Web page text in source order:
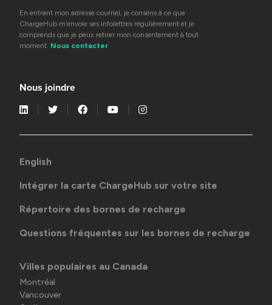
En entrant mon adresse courriel, je consens à ce que
ChargeHub m’envoie ses infolettres régulièrement et je
comprends que je peux retirer mon consentement à tout
moment. Nous contacter
Nous joindre
English
Intégrer la carte ChargeHub sur votre site
Répertoire des bornes de recharge
Questions fréquentes sur les bornes de recharge
Villes populaires au Canada
Montréal
Vancouver